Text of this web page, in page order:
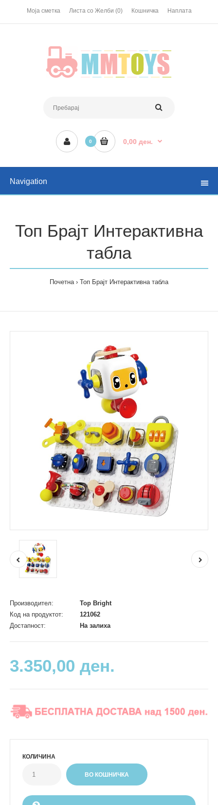
Моја сметка Листа со Желби (0) Кошничка Наплата
0 0,00 ден.
Navigation
Топ Брајт Интерактивна
табла
Почетна Топ Брајт Интерактивна табла
Производител:
Top Bright
Код на продуктот:
121062
Достапност:
На залиха
3.350,00 ден.
КОЛИЧИНА